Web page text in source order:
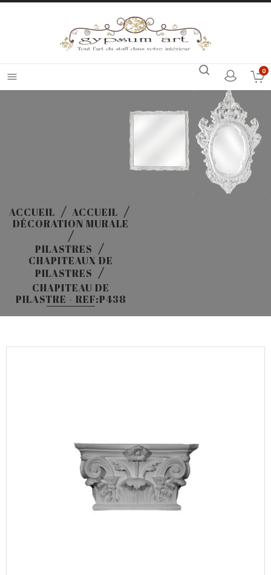
 0
ACCUEIL
ACCUEIL
DÉCORATION MURALE
PILASTRES
CHAPITEAUX DE
PILASTRES
CHAPITEAU DE
PILASTRE - REF:P438